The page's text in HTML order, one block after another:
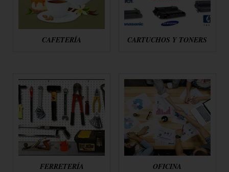
CAFETERÍA CARTUCHOS Y TONERS
FERRETERÍA OFICINA